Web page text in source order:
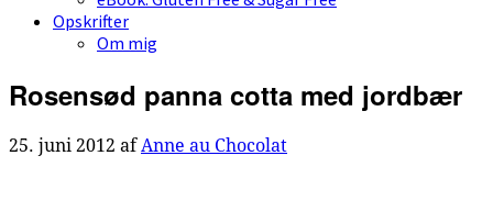
Opskrifter
Om mig
Rosensød panna cotta med jordbær
25. juni 2012 afAnne au Chocolat